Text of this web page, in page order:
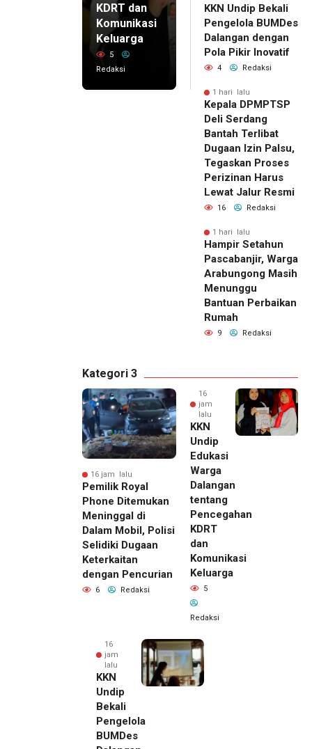
KDRT dan
Komunikasi
Keluarga
5
Redaksi
KKN Undip Bekali
Pengelola BUMDes
Dalangan dengan
Pola Pikir Inovatif
4 Redaksi
1 hari lalu
Kepala DPMPTSP
Deli Serdang
Bantah Terlibat
Dugaan Izin Palsu,
Tegaskan Proses
Perizinan Harus
Lewat Jalur Resmi
16 Redaksi
1 hari lalu
Hampir Setahun
Pascabanjir, Warga
Arabungong Masih
Menunggu
Bantuan Perbaikan
Rumah
9 Redaksi
Kategori 3
16 jam lalu
Pemilik Royal
Phone Ditemukan
Meninggal di
Dalam Mobil, Polisi
Selidiki Dugaan
Keterkaitan
dengan Pencurian
6 Redaksi
16
jam
lalu
KKN
Undip
Edukasi
Warga
Dalangan
tentang
Pencegahan
KDRT
dan
Komunikasi
Keluarga
5
Redaksi
16
jam
lalu
KKN
Undip
Bekali
Pengelola
BUMDes